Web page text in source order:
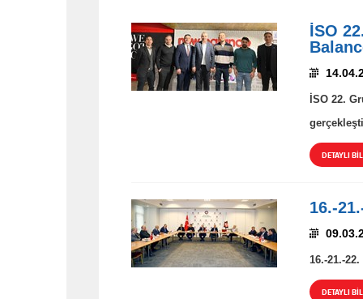
İSO
İSO 22.
DETAYLI
16.-
16.-21.-
DETAYLI